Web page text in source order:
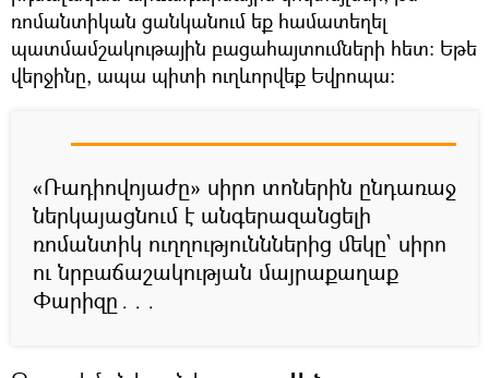
ռոմանտիկան ցանկանում եք համատեղել
պատմամշակութային բացահայտումների հետ։ Եթե
վերջինը, ապա պիտի ուղևորվեք Եվրոպա։
«Ռադիովոյաժը» սիրո տոներին ընդառաջ
ներկայացնում է անգերազանցելի
ռոմանտիկ ուղղությունններից մեկը՝ սիրո
ու նրբաճաշակության մայրաքաղաք
Փարիզը․․․